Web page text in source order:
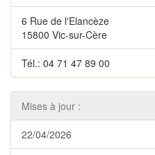
6 Rue de l'Elancèze
15800 Vic-sur-Cère
Tél.: 04 71 47 89 00
Mises à jour :
22/04/2026